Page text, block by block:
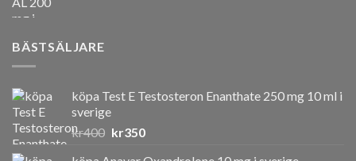
BÄSTSÄLJARE
köpa Test E Testosteron Enanthate 250 mg 10 ml i
sverige
kr400 Det
kr350Det